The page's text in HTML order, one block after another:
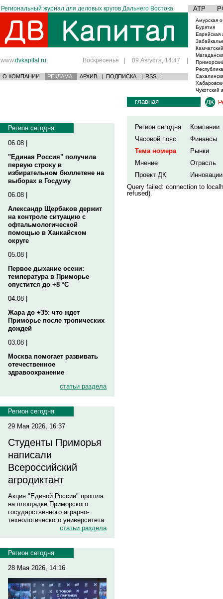
Региональный журнал для деловых кругов Дальнего Востока АТР
www.dvkapital.ru Воскресенье | 09 Августа, 14:47 |
О КОМПАНИИ РЕКЛАМА АРХИВ | ПОДПИСКА | RSS |
Амурская
Бурятия
Еврейская
Чукотский
Регион сегодня
06.08 |
"Единая Россия" получила
первую строку в
избирательном бюллетене на
выборах в Госдуму
06.08 |
Александр Щербаков держит
на контроле ситуацию с
офтальмологической
помощью в Ханкайском
округе
05.08 |
Первое дыхание осени:
температура в Приморье
опустится до +8 °C
04.08 |
Жара до +35: что ждет
Приморье после тропических
дождей
03.08 |
Москва помогает развивать
отечественное
здравоохранение
статьи раздела
Регион сегодня
29 Мая 2026, 16:37
Студенты Приморья
написали
Всероссийский
агродиктант
Акция "Единой России" прошла
на площадке Приморского
государственного аграрно-
технологического университета
статьи раздела
Регион сегодня
28 Мая 2026, 14:16
главная
Регион сегодня
Компании
Часовой пояс
Финансы
Тема номера
Рынки
Мнение
Отрасль
Проект ДК
Инновации
Query failed: connection to
refused).